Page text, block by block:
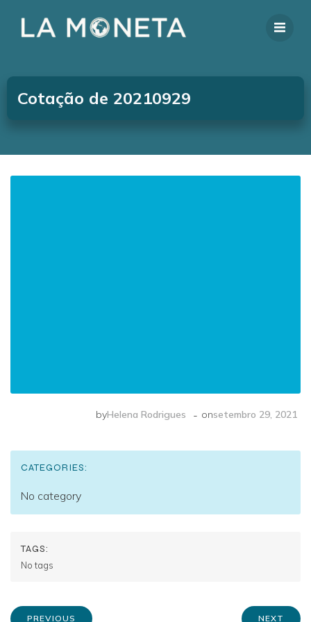
Cotação de 20210929
byHelena Rodrigues - onsetembro 29, 2021
CATEGORIES:
No category
TAGS:
No tags
PREVIOUS NEXT